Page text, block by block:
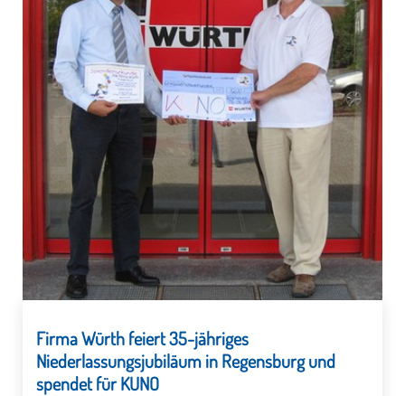
Firma Würth feiert 35-jähriges
Niederlassungsjubiläum in Regensburg und
spendet für KUNO